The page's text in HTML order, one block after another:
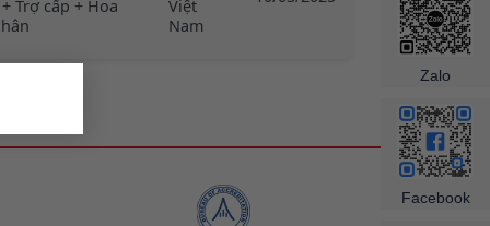
Trợ cấp + Hoa
Việt
Nam
Zalo
Facebook